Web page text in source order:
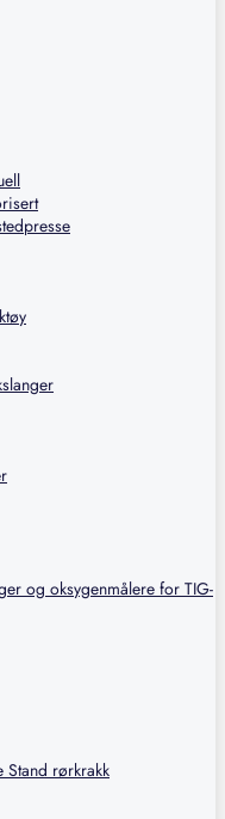
og oksygenmålere for TIG-
Stand rørkrakk